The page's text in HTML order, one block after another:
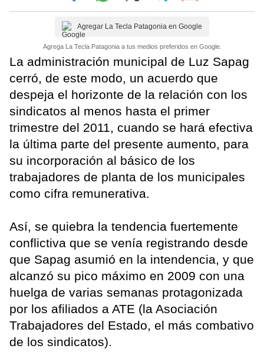
Agregar La Tecla Patagonia en Google
Agrega La Tecla Patagonia a tus medios preferidos en Google.
La administración municipal de Luz Sapag
cerró, de este modo, un acuerdo que
despeja el horizonte de la relación con los
sindicatos al menos hasta el primer
trimestre del 2011, cuando se hará efectiva
la última parte del presente aumento, para
su incorporación al básico de los
trabajadores de planta de los municipales
como cifra remunerativa.
Así, se quiebra la tendencia fuertemente
conflictiva que se venía registrando desde
que Sapag asumió en la intendencia, y que
alcanzó su pico máximo en 2009 con una
huelga de varias semanas protagonizada
por los afiliados a ATE (la Asociación
Trabajadores del Estado, el más combativo
de los sindicatos).